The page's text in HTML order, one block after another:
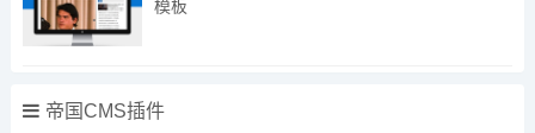
模板
帝国CMS插件